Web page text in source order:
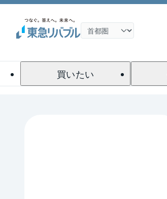
買いたい